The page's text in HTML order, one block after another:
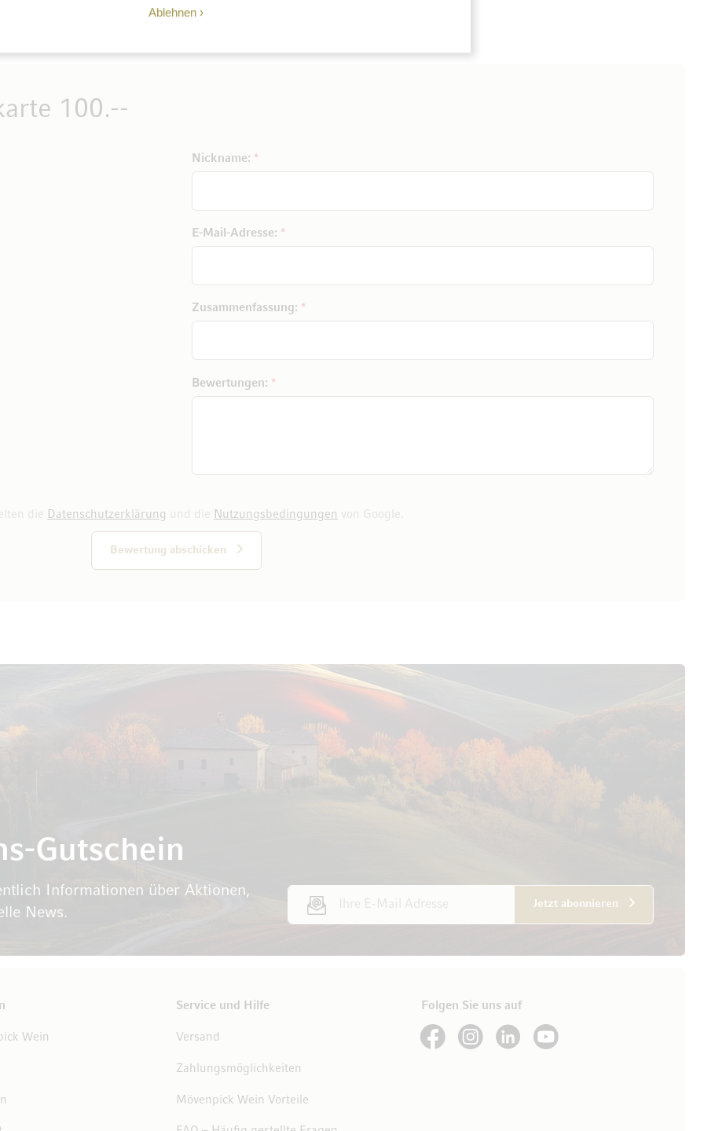
Ablehnen
100.--
Nickname:
E-Mail-Adresse:
Zusammenfassung:
Bewertungen:
die Datenschutzerklärung und die Nutzungsbedingungen von Google.
Bewertung abschicken
Gutschein
Informationen über Aktionen,
News.
Jetzt abonnieren
Wein
Service und Hilfe
Versand
Zahlungsmöglichkeiten
Mövenpick Wein Vorteile
Folgen Sie uns auf
See our FacebookSee our Instagram account
See our LinkedInSee our YouTube channel